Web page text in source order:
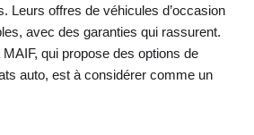
Leurs offres de véhicules d’occasion
avec des garanties qui rassurent.
qui propose des options de
auto, est à considérer comme un